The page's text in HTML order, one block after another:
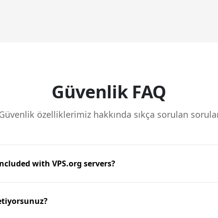
Güvenlik FAQ
özelliklerimiz hakkında sıkça sorulan
with VPS.org servers?
amplifikasyon saldırılarını tespit eder ve azaltır. Gelişmiş